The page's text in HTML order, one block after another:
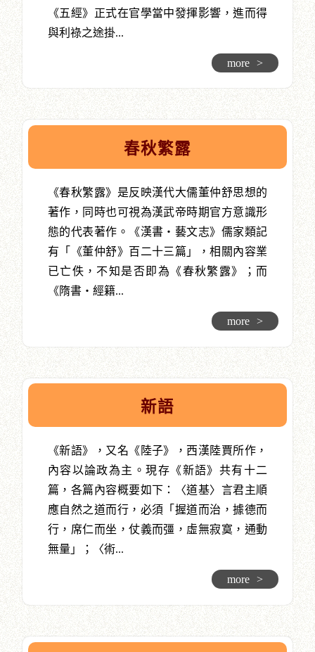
《五經》正式在官學當中發揮影響，進而得
與利祿之途掛...
more >
春秋繁露
《春秋繁露》是反映漢代大儒董仲舒思想的
著作，同時也可視為漢武帝時期官方意識形
態的代表著作。《漢書‧藝文志》儒家類記
有「《董仲舒》百二十三篇」，相關內容業
已亡佚，不知是否即為《春秋繁露》；而
《隋書‧經籍...
more >
新語
《新語》，又名《陸子》，西漢陸賈所作，
內容以論政為主。現存《新語》共有十二
篇，各篇內容概要如下：〈道基〉言君主順
應自然之道而行，必須「握道而治，據德而
行，席仁而坐，仗義而彊，虛無寂寞，通動
無量」；〈術...
more >